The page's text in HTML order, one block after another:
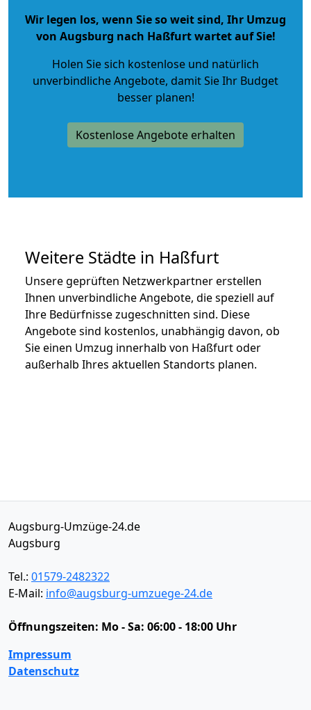
Wir legen los, wenn Sie so weit sind, Ihr Umzug
von Augsburg nach Haßfurt wartet auf Sie!
Holen Sie sich kostenlose und natürlich
unverbindliche Angebote, damit Sie Ihr Budget
besser planen!
Kostenlose Angebote erhalten
Weitere Städte in Haßfurt
Unsere geprüften Netzwerkpartner erstellen
Ihnen unverbindliche Angebote, die speziell auf
Ihre Bedürfnisse zugeschnitten sind. Diese
Angebote sind kostenlos, unabhängig davon, ob
Sie einen Umzug innerhalb von Haßfurt oder
außerhalb Ihres aktuellen Standorts planen.
Augsburg-Umzüge-24.de
Augsburg
Tel.: 01579-2482322
E-Mail: info@augsburg-umzuege-24.de
Öffnungszeiten: Mo - Sa: 06:00 - 18:00 Uhr
Impressum
Datenschutz